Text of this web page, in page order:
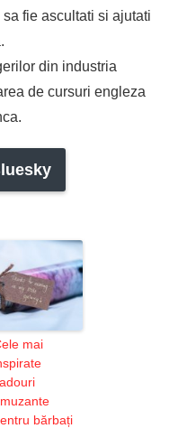
fie ascultati si ajutati
din industria
de cursuri engleza
mai
bărbați